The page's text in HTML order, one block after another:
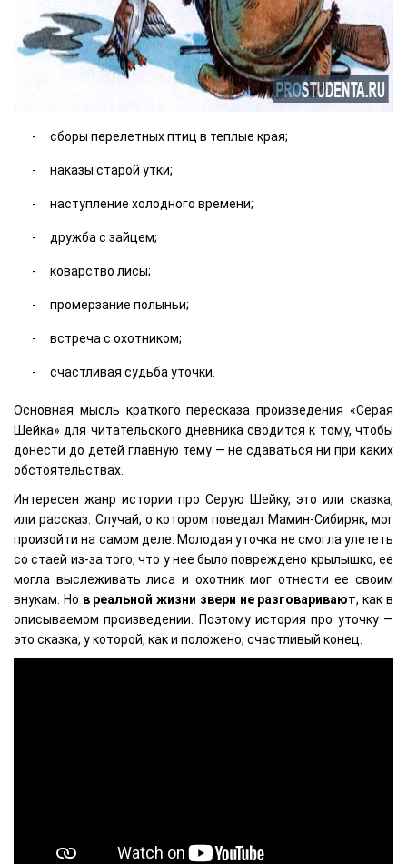
сборы перелетных птиц в теплые края;
наказы старой утки;
наступление холодного времени;
дружба с зайцем;
коварство лисы;
промерзание полыньи;
встреча с охотником;
счастливая судьба уточки.
Основная мысль краткого пересказа произведения «Серая
Шейка» для читательского дневника сводится к тому, чтобы
донести до детей главную тему — не сдаваться ни при каких
обстоятельствах.
Интересен жанр истории про Серую Шейку, это или сказка,
или рассказ. Случай, о котором поведал Мамин-Сибиряк, мог
произойти на самом деле. Молодая уточка не смогла улететь
со стаей из-за того, что у нее было повреждено крылышко, ее
могла выслеживать лиса и охотник мог отнести ее своим
внукам. Но в реальной жизни звери не разговаривают, как в
описываемом произведении. Поэтому история про уточку —
это сказка, у которой, как и положено, счастливый конец.